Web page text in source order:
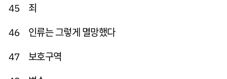
45 죄
46 인류는 그렇게 멸망했다
47 보호구역